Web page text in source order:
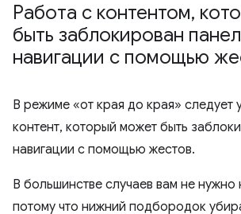
Работа с контентом,
быть заблокирован
навигации с помощью
В режиме «от края до края» следует
контент, который может быть
навигации с помощью жестов.
В большинстве случаев вам не нужно
потому что нижний подбородок